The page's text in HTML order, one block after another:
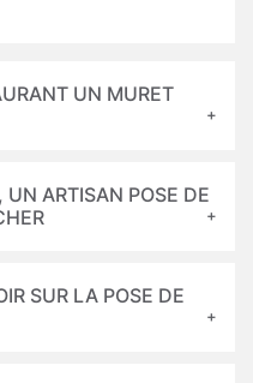
UN MURET
UN ARTISAN POSE DE
SUR LA POSE DE